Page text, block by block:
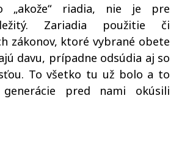
„akože“ riadia, nie je pre
Zariadia použitie či
zákonov, ktoré vybrané obete
davu, prípadne odsúdia aj so
To všetko tu už bolo a to
pred nami okúsili